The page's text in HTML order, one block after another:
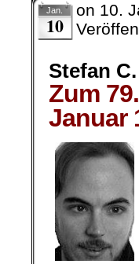
Jan.
10
on 10.
Stefan
Zum
Januar